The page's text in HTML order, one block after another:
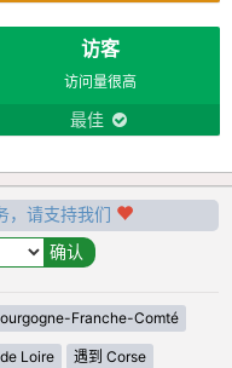
访客
访问量很高
最佳
，请支持我们
Franche-Comté
Loire 遇到 Corse